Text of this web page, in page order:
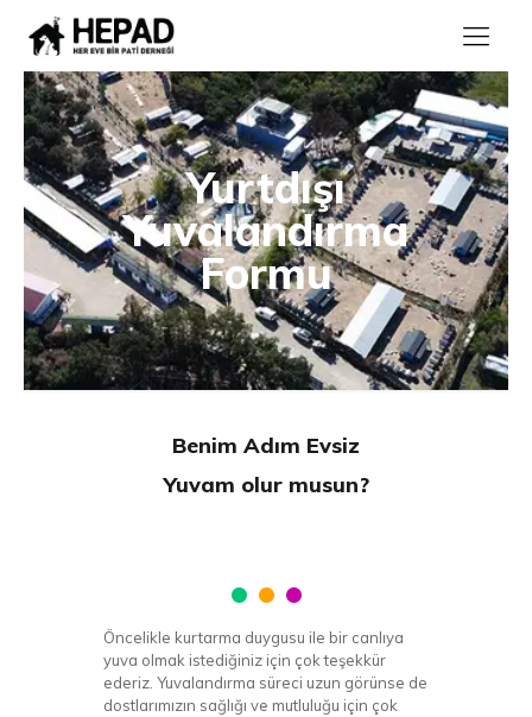
Yurtdışı
Yuvalandırma
Formu
Benim Adım Evsiz
Yuvam olur musun?
Öncelikle kurtarma duygusu ile bir canlıya
yuva olmak istediğiniz için çok teşekkür
ederiz. Yuvalandırma süreci uzun görünse de
dostlarımızın sağlığı ve mutluluğu için çok